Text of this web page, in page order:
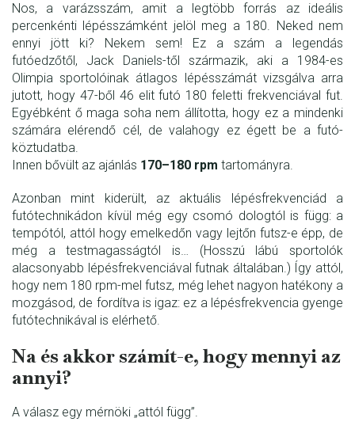
Nos, a varázsszám, amit a legtöbb forrás az ideális
percenkénti lépésszámként jelöl meg a 180. Neked nem
ennyi jött ki? Nekem sem! Ez a szám a legendás
futóedzőtől, Jack Daniels-től származik, aki a 1984-es
Olimpia sportolóinak átlagos lépésszámát vizsgálva arra
jutott, hogy 47-ből 46 elit futó 180 feletti frekvenciával fut.
Egyébként ő maga soha nem állította, hogy ez a mindenki
számára elérendő cél, de valahogy ez égett be a futó-
köztudatba.
Innen bővült az ajánlás 170–180 rpm tartományra.
Azonban mint kiderült, az aktuális lépésfrekvenciád a
futótechnikádon kívül még egy csomó dologtól is függ: a
tempótól, attól hogy emelkedőn vagy lejtőn futsz-e épp, de
még a testmagasságtól is… (Hosszú lábú sportolók
alacsonyabb lépésfrekvenciával futnak általában.) Így attól,
hogy nem 180 rpm-mel futsz, még lehet nagyon hatékony a
mozgásod, de fordítva is igaz: ez a lépésfrekvencia gyenge
futótechnikával is elérhető.
Na és akkor számít-e, hogy mennyi az
annyi?
A válasz egy mérnöki „attól függ”.